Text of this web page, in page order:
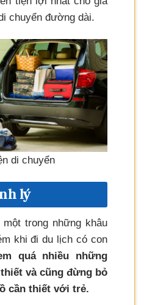
chuyển đường dài.
di chuyển
lý
trong những khâu
khi đi du lịch có con
quá nhiều những
và cũng đừng bỏ
cần thiết với trẻ.